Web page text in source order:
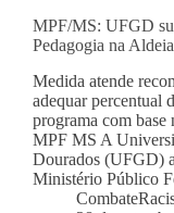
MPF/MS: UFGD
Pedagogia na
Medida atende
adequar percentual
programa com base
MPF MS A
Dourados (UFGD)
Ministério Público